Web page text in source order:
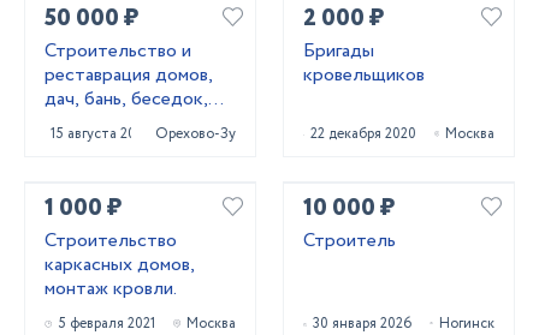
50 000 ₽
Строительство и
реставрация домов,
дач, бань, беседок,
мансард, веранд
15 августа 2023 Орехово-Зуево
2 000 ₽
Бригады
кровельщиков
22 декабря 2020 Москва
1 000 ₽
Строительство
каркасных домов,
монтаж кровли.
5 февраля 2021 Москва
10 000 ₽
Строитель
30 января 2026 Ногинск